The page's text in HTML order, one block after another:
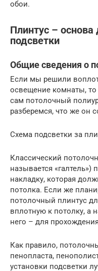
обои.
Плинтус – основа
подсветки
Общие сведения о
Если мы решили
освещение комнаты, то
сам потолочный
разберемся, что же он
Схема подсветки за
Классический
называется «галтель»)
накладку, которая
потолка. Если же
потолочный плинтус
вплотную к потолку, а
него – для
Как правило,
пенопласта,
установки подсветки